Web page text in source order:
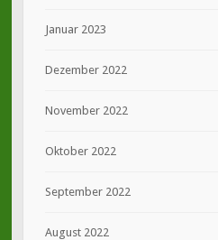
Januar 2023
Dezember 2022
November 2022
Oktober 2022
September 2022
August 2022